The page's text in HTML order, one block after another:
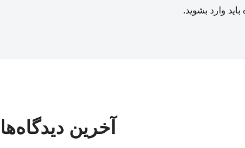
وارد بشوید.
آخرین دیدگاه‌ها